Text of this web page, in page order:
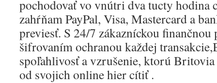
pochodovať vo vnútri dva tucty hodina
zahŕňam PayPal, Visa, Mastercard a
previesť. S 24/7 zákazníckou finančnou
šifrovaním ochranou každej
spoľahlivosť a vzrušenie, ktorú
od svojich online hier cítiť .